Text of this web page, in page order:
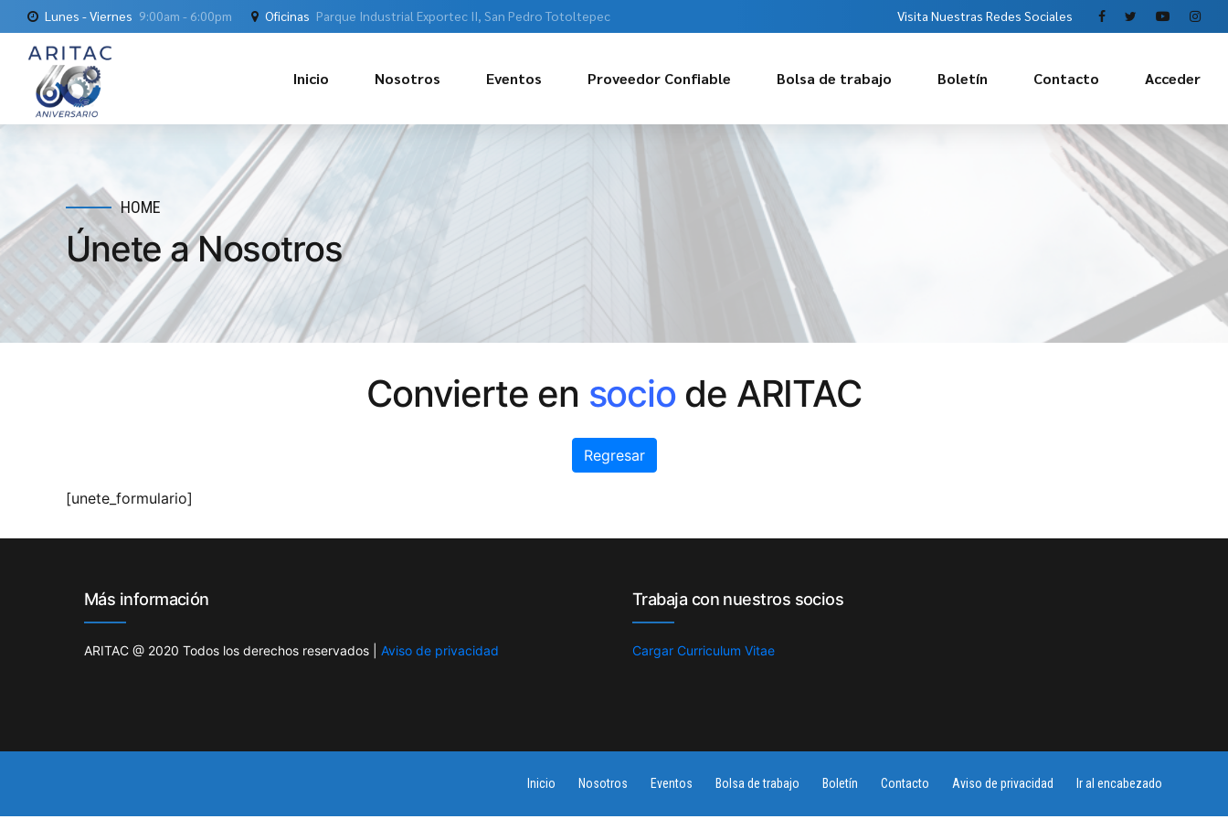
Lunes - Viernes 9:00am - 6:00pm Oficinas Parque Industrial Exportec II, San Pedro Totoltepec Visita Nuestras Redes Sociales
Inicio Nosotros Eventos Proveedor Confiable Bolsa de trabajo Boletín Contacto Acceder
HOME
Únete a Nosotros
Convierte en sociode ARITAC
Regresar
[unete_formulario]
Más información
ARITAC @ 2020 Todos los derechos reservados | Aviso de privacidad
Trabaja con nuestros socios
Cargar Curriculum Vitae
Inicio Nosotros Eventos Bolsa de trabajo Boletín Contacto Aviso de privacidad Ir al encabezado